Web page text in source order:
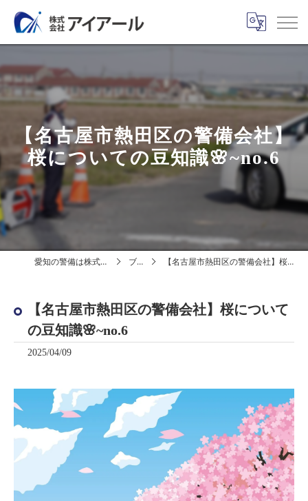
【名古屋市熱田区の警備会社】
桜についての豆知識🌸~no.6
愛知の警備は株式会社アイアール ブログ 【名古屋市熱田区の警備会社】桜についての豆知識🌸~no.6
【名古屋市熱田区の警備会社】桜について
の豆知識🌸~no.6
2025/04/09